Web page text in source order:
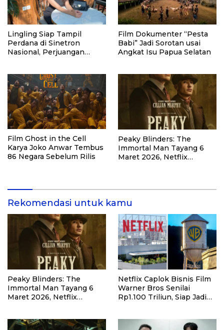
Lingling Siap Tampil
Perdana di Sinetron
Nasional, Perjuangan
Film Dokumenter “Pesta
Babi” Jadi Sorotan usai
Angkat Isu Papua Selatan
Film Ghost in the Cell
Karya Joko Anwar Tembus
86 Negara Sebelum Rilis
Peaky Blinders: The
Immortal Man Tayang 6
Maret 2026, Netflix
Rekomendasi untuk kamu
Peaky Blinders: The
Immortal Man Tayang 6
Maret 2026, Netflix
Netflix Caplok Bisnis Film
Warner Bros Senilai
Rp1.100 Triliun, Siap Jadi